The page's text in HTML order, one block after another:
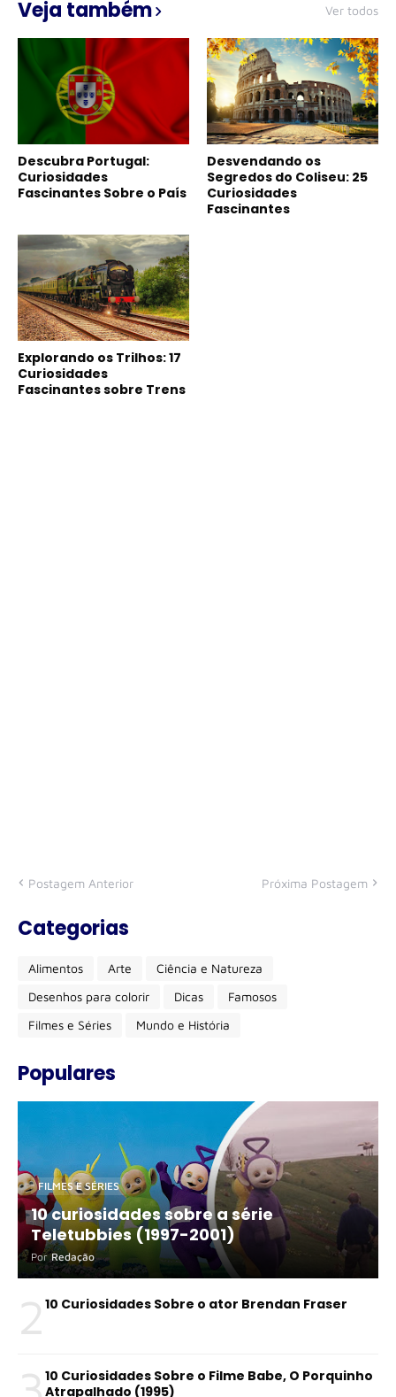
Veja também Ver todos
Descubra Portugal:
Curiosidades
Fascinantes Sobre o País
Desvendando os
Segredos do Coliseu: 25
Curiosidades
Fascinantes
Explorando os Trilhos: 17
Curiosidades
Fascinantes sobre Trens
Postagem Anterior Próxima Postagem
Categorias
Alimentos Arte
Ciência e Natureza
Desenhos para colorir
Dicas
Famosos
Filmes e Séries
Mundo e História
Populares
FILMES E SÉRIES
10 curiosidades sobre a série
Teletubbies (1997-2001)
Por Redação
2 10 Curiosidades Sobre o ator Brendan Fraser
10 Curiosidades Sobre o Filme Babe, O Porquinho
Atrapalhado (1995)